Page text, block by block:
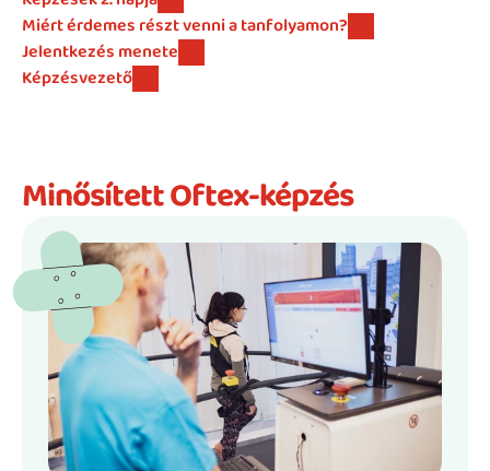
Miért érdemes részt venni a tanfolyamon?
Jelentkezés menete
Képzésvezető
Minősített Oftex-képzés